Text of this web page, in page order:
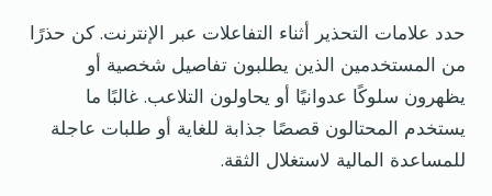
حدد علامات التحذير أثناء التفاعلات عبر الإنترنت. كن حذرًا
من المستخدمين الذين يطلبون تفاصيل شخصية أو
يظهرون سلوكًا عدوانيًا أو يحاولون التلاعب. غالبًا ما
يستخدم المحتالون قصصًا جذابة للغاية أو طلبات عاجلة
للمساعدة المالية لاستغلال الثقة.